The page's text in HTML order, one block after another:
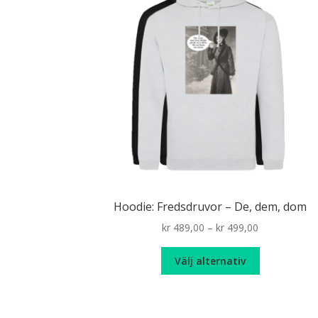
Hoodie: Fredsdruvor – De, dem, dom
kr 489,00 – kr 499,00
through
Välj alternativ